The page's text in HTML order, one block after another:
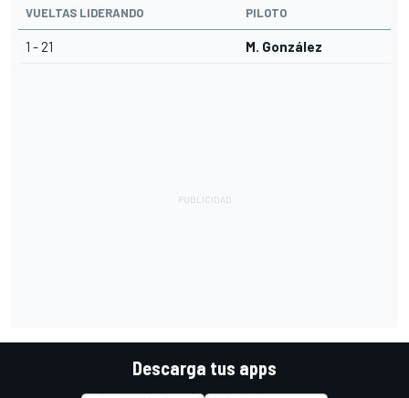
VUELTAS LIDERANDO PILOTO
1 - 21 M. González
Descarga tus apps